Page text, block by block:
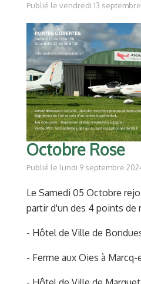
Publié le vendredi 13 septembre
Octobre Rose
Publié le lundi 9 septembre 2024
Le Samedi 05 Octobre
partir d'un des 4 points de
- Hôtel de Ville de
- Ferme aux Oies à